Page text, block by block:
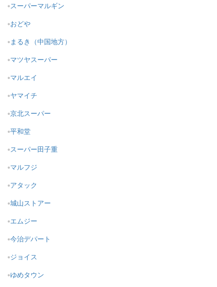
スーパーマルギン
おどや
まるき（中国地方）
マツヤスーパー
マルエイ
ヤマイチ
京北スーパー
平和堂
スーパー田子重
マルフジ
アタック
城山ストアー
エムジー
今治デパート
ジョイス
ゆめタウン